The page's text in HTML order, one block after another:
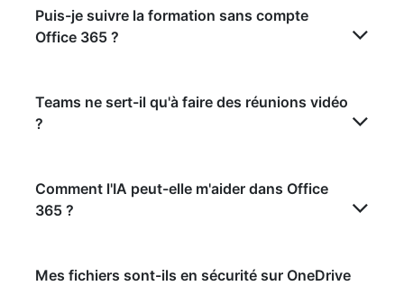
Puis-je suivre la formation sans compte
Office 365 ?
Teams ne sert-il qu'à faire des réunions vidéo
?
Comment l'IA peut-elle m'aider dans Office
365 ?
Mes fichiers sont-ils en sécurité sur OneDrive